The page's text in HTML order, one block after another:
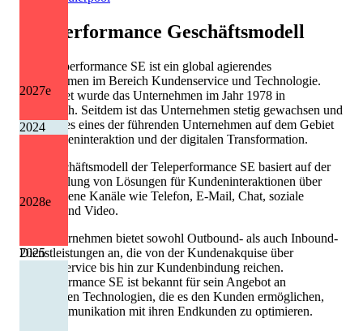
2027e
2028e
2024
2025
Teleperformance Geschäftsmodell
Die Teleperformance SE ist ein global agierendes
Unternehmen im Bereich Kundenservice und Technologie.
Gegründet wurde das Unternehmen im Jahr 1978 in
Frankreich. Seitdem ist das Unternehmen stetig gewachsen und
heute ist es eines der führenden Unternehmen auf dem Gebiet
der Kundeninteraktion und der digitalen Transformation.
Das Geschäftsmodell der Teleperformance SE basiert auf der
Bereitstellung von Lösungen für Kundeninteraktionen über
verschiedene Kanäle wie Telefon, E-Mail, Chat, soziale
Medien und Video.
Das Unternehmen bietet sowohl Outbound- als auch Inbound-
Dienstleistungen an, die von der Kundenakquise über
Kundenservice bis hin zur Kundenbindung reichen.
Teleperformance SE ist bekannt für sein Angebot an
innovativen Technologien, die es den Kunden ermöglichen,
ihre Kommunikation mit ihren Endkunden zu optimieren.